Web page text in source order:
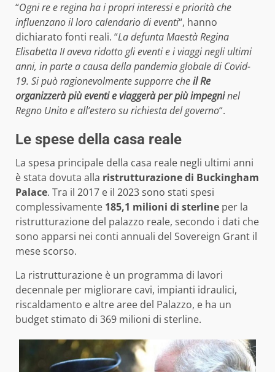
“Ogni re e regina ha i propri interessi e priorità che
influenzano il loro calendario di eventi“, hanno
dichiarato fonti reali. “La defunta Maestà Regina
Elisabetta II aveva ridotto gli eventi e i viaggi negli ultimi
anni, in parte a causa della pandemia globale di Covid-
19. Si può ragionevolmente supporre cheil Re
organizzerà più eventi e viaggerà per più impegninel
Regno Unito e all’estero su richiesta del governo“.
Le spese della casa reale
La spesa principale della casa reale negli ultimi anni
è stata dovuta alla ristrutturazione di Buckingham
Palace. Tra il 2017 e il 2023 sono stati spesi
complessivamente 185,1 milioni di sterline per la
ristrutturazione del palazzo reale, secondo i dati che
sono apparsi nei conti annuali del Sovereign Grant il
mese scorso.
La ristrutturazione è un programma di lavori
decennale per migliorare cavi, impianti idraulici,
riscaldamento e altre aree del Palazzo, e ha un
budget stimato di 369 milioni di sterline.